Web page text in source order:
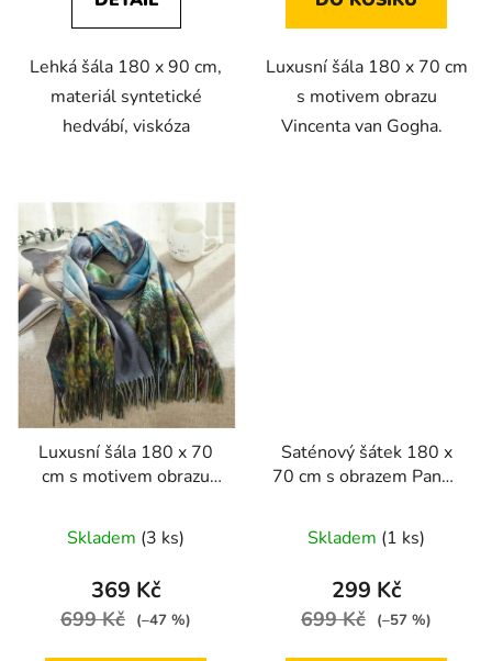
Lehká šála 180 x 90 cm,
materiál syntetické
hedvábí, viskóza
Luxusní šála 180 x 70 cm
s motivem obrazu
Vincenta van Gogha.
Luxusní šála 180 x 70
cm s motivem obrazu
Skladem (3 ks)
369 Kč
699 Kč (–47 %)
Saténový šátek 180 x
70 cm s obrazem Panny
Skladem (1 ks)
299 Kč
699 Kč (–57 %)